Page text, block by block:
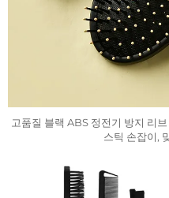
고품질 블랙 ABS 정전기 방지 리
스틱 손잡이,